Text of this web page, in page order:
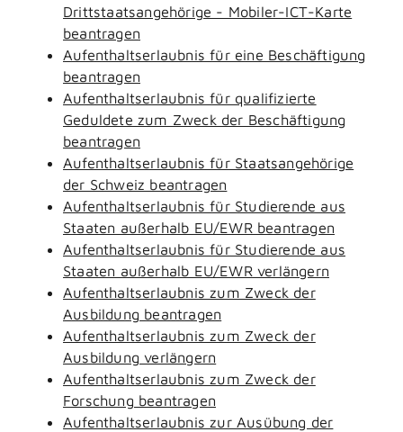
Drittstaatsangehörige - Mobiler-ICT-Karte
beantragen
Aufenthaltserlaubnis für eine Beschäftigung
beantragen
Aufenthaltserlaubnis für qualifizierte
Geduldete zum Zweck der Beschäftigung
beantragen
Aufenthaltserlaubnis für Staatsangehörige
der Schweiz beantragen
Aufenthaltserlaubnis für Studierende aus
Staaten außerhalb EU/EWR beantragen
Aufenthaltserlaubnis für Studierende aus
Staaten außerhalb EU/EWR verlängern
Aufenthaltserlaubnis zum Zweck der
Ausbildung beantragen
Aufenthaltserlaubnis zum Zweck der
Ausbildung verlängern
Aufenthaltserlaubnis zum Zweck der
Forschung beantragen
Aufenthaltserlaubnis zur Ausübung der